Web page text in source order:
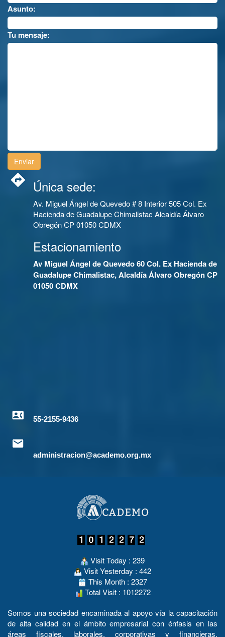
Asunto:
Tu mensaje:
Única sede:
Av. Miguel Ángel de Quevedo # 8 Interior 505 Col. Ex
Hacienda de Guadalupe Chimalistac Alcaldía Álvaro
Obregón CP 01050 CDMX
Estacionamiento
Av Miguel Ángel de Quevedo 60 Col. Ex Hacienda de
Guadalupe Chimalistac, Alcaldía Álvaro Obregón CP
01050 CDMX
55-2155-9436
administracion@academo.org.mx
Visit Today : 239
Visit Yesterday : 442
This Month : 2327
Total Visit : 1012272
Somos una sociedad encaminada al apoyo vía la capacitación
de alta calidad en el ámbito empresarial con énfasis en las
áreas fiscales, laborales, corporativas y financieras.